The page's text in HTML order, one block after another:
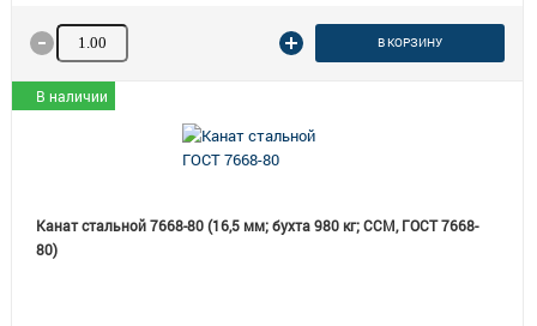
Количество товара В КОРЗИНУ
В наличии
Канат стальной 7668-80 (16,5 мм; бухта 980 кг; ССМ, ГОСТ 7668-
80)